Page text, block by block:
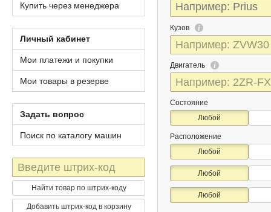
Кузов
Двигатель
Состояние
Любой
Расположение
Любой
Любой
Любой
Купить через менеджера
Личный кабинет
Мои платежи и покупки
Мои товары в резерве
Задать вопрос
Поиск по каталогу машин
Штрих-
код
Найти товар по штрих-коду
Добавить штрих-код в корзину